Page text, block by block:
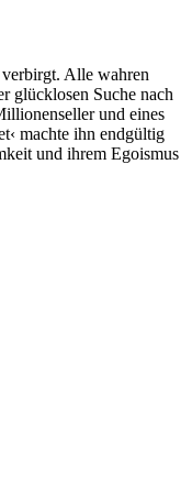
Alle wahren
glücklosen Suche nach
und eines
machte ihn endgültig
und ihrem Egoismus